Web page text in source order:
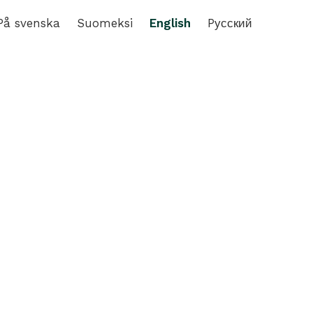
svenska Suomeksi English Pусский